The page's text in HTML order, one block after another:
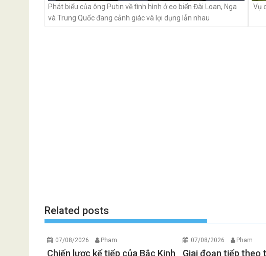
Phát biểu của ông Putin về tình hình ở eo biển Đài Loan, Nga
và Trung Quốc đang cảnh giác và lợi dụng lẫn nhau
Vụ
Related posts
07/08/2026 Pham
Chiến lược kế tiếp của Bắc Kinh
07/08/2026 Pham
Giai đoạn tiếp theo